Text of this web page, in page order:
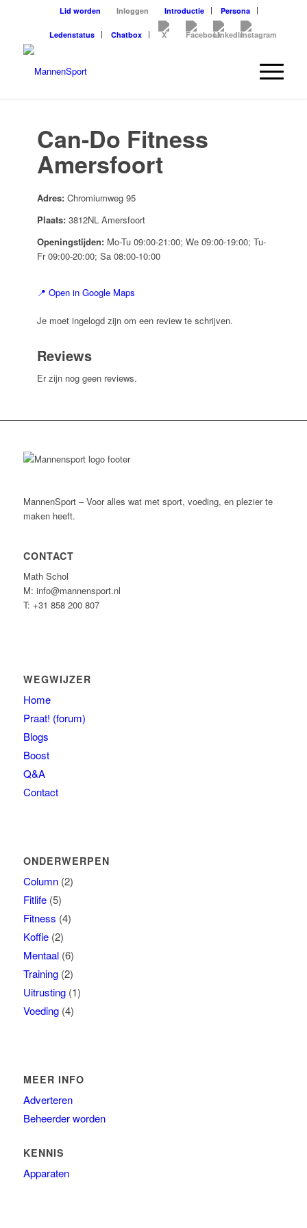
Lid worden Inloggen Introductie Persona
Ledenstatus Chatbox
Can-Do Fitness
Amersfoort
Adres:Chromiumweg 95
Plaats:3812NL Amersfoort
Openingstijden:Mo-Tu 09:00-21:00; We 09:00-19:00; Tu-
Fr 09:00-20:00; Sa 08:00-10:00
📍 Open in Google Maps
Je moet ingelogd zijn om een review te schrijven.
Reviews
Er zijn nog geen reviews.
MannenSport – Voor alles wat met sport, voeding, en plezier te
maken heeft.
CONTACT
Math Schol
M: info@mannensport.nl
T: +31 858 200 807
WEGWIJZER
Home
Praat! (forum)
Blogs
Boost
Q&A
Contact
ONDERWERPEN
Column(2)
Fitlife(5)
Fitness (4)
Koffie(2)
Mentaal(6)
Training(2)
Uitrusting(1)
Voeding(4)
MEER INFO
Adverteren
Beheerder worden
KENNIS
Apparaten